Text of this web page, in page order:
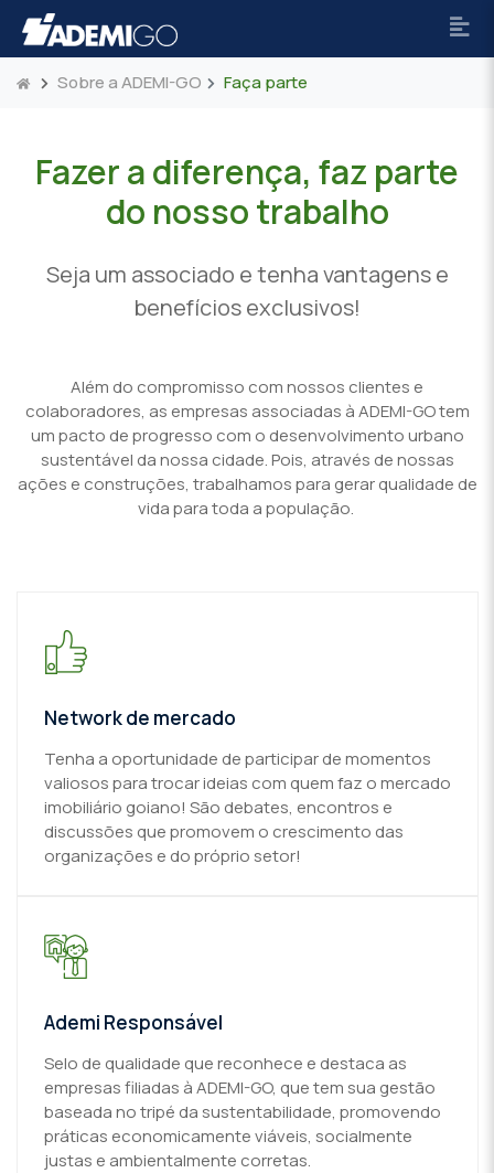
Sobre a ADEMI-GO Faça parte
Fazer a diferença, faz parte
do nosso trabalho
Seja um associado e tenha vantagens e
benefícios exclusivos!
Além do compromisso com nossos clientes e
colaboradores, as empresas associadas à ADEMI-GO tem
um pacto de progresso com o desenvolvimento urbano
sustentável da nossa cidade. Pois, através de nossas
ações e construções, trabalhamos para gerar qualidade de
vida para toda a população.
Network de mercado
Tenha a oportunidade de participar de momentos
valiosos para trocar ideias com quem faz o mercado
imobiliário goiano! São debates, encontros e
discussões que promovem o crescimento das
organizações e do próprio setor!
Ademi Responsável
Selo de qualidade que reconhece e destaca as
empresas filiadas à ADEMI-GO, que tem sua gestão
baseada no tripé da sustentabilidade, promovendo
práticas economicamente viáveis, socialmente
justas e ambientalmente corretas.